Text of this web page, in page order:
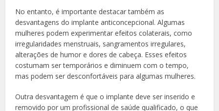
No entanto, é importante destacar também as
desvantagens do implante anticoncepcional. Algumas
mulheres podem experimentar efeitos colaterais, como
irregularidades menstruais, sangramentos irregulares,
alterações de humor e dores de cabeça. Esses efeitos
costumam ser temporários e diminuem com o tempo,
mas podem ser desconfortáveis para algumas mulheres.
Outra desvantagem é que o implante deve ser inserido e
removido por um profissional de saúde qualificado, o que